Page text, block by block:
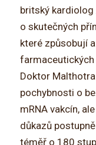
britský kardiolog
o skutečných
které způsobují
farmaceutických
Doktor
pochybnosti o
mRNA vakcín,
důkazů
téměř o 180